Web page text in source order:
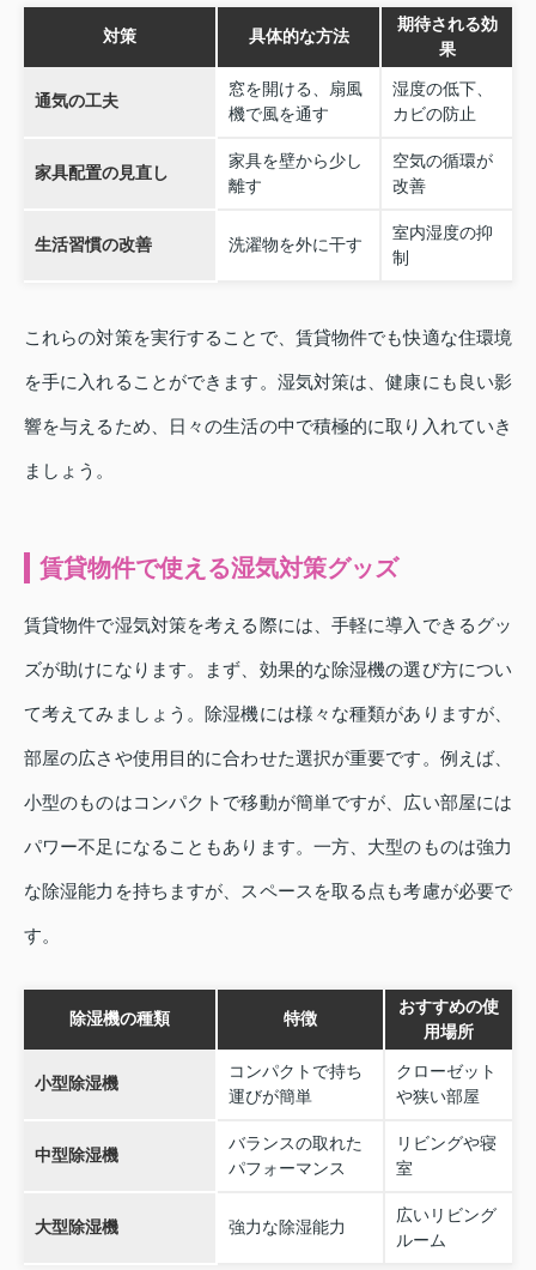
対策 具体的な方法
期待される効
果
通気の工夫
窓を開ける、扇風
機で風を通す
湿度の低下、
カビの防止
家具配置の見直し
家具を壁から少し
離す
空気の循環が
改善
生活習慣の改善 洗濯物を外に干す
室内湿度の抑
制
これらの対策を実行することで、賃貸物件でも快適な住環境
を手に入れることができます。湿気対策は、健康にも良い影
響を与えるため、日々の生活の中で積極的に取り入れていき
ましょう。
賃貸物件で使える湿気対策グッズ
賃貸物件で湿気対策を考える際には、手軽に導入できるグッ
ズが助けになります。まず、効果的な除湿機の選び方につい
て考えてみましょう。除湿機には様々な種類がありますが、
部屋の広さや使用目的に合わせた選択が重要です。例えば、
小型のものはコンパクトで移動が簡単ですが、広い部屋には
パワー不足になることもあります。一方、大型のものは強力
な除湿能力を持ちますが、スペースを取る点も考慮が必要で
す。
除湿機の種類 特徴
おすすめの使
用場所
小型除湿機
コンパクトで持ち
運びが簡単
クローゼット
や狭い部屋
中型除湿機
バランスの取れた
パフォーマンス
リビングや寝
室
大型除湿機 強力な除湿能力
広いリビング
ルーム